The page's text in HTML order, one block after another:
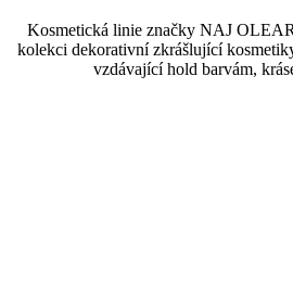
Kosmetická linie značky NAJ
kolekci dekorativní zkrášlující
vzdávající hold barvám,